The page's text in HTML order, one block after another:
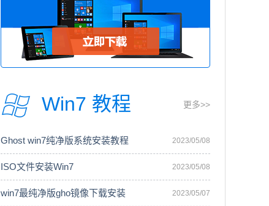
Win7 教程 更多>>
Ghost win7纯净版系统安装教程 2023/05/08
ISO文件安装Win7 2023/05/08
win7最纯净版gho镜像下载安装 2023/05/07